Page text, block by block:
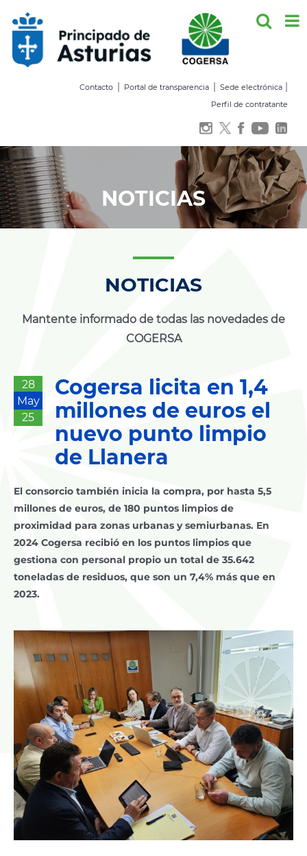
contenido
Contacto | Portal de transparencia | Sede electrónica |
Perfil de contratante
NOTICIAS
NOTICIAS
Mantente informado de todas las novedades de
COGERSA
28
May
25
Cogersa licita en 1,4
millones de euros el
nuevo punto limpio
de Llanera
El consorcio también inicia la compra, por hasta 5,5
millones de euros, de 180 puntos limpios de
proximidad para zonas urbanas y semiurbanas. En
2024 Cogersa recibió en los puntos limpios que
gestiona con personal propio un total de 35.642
toneladas de residuos, que son un 7,4% más que en
2023.